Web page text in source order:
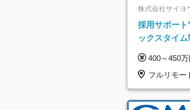
株式会社サイヨ
採用サポー
ックスタイ
400～450万
フルリモー